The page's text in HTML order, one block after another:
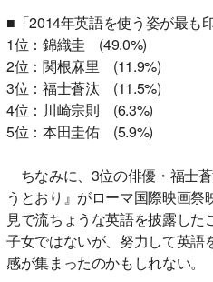
■「2014年英語を使う姿が最も
1位：錦織圭 (49.0%)
2位：関根麻里 (11.9%)
3位：福士蒼汰 (11.5%)
4位：川崎宗則 (6.3%)
5位：本田圭佑 (5.9%)
ちなみに、3位の俳優・福士
うとおり』がローマ国際映画
見で流ちょうな英語を披露し
子女ではないが、努力して英語
感が集まったのかもしれない。